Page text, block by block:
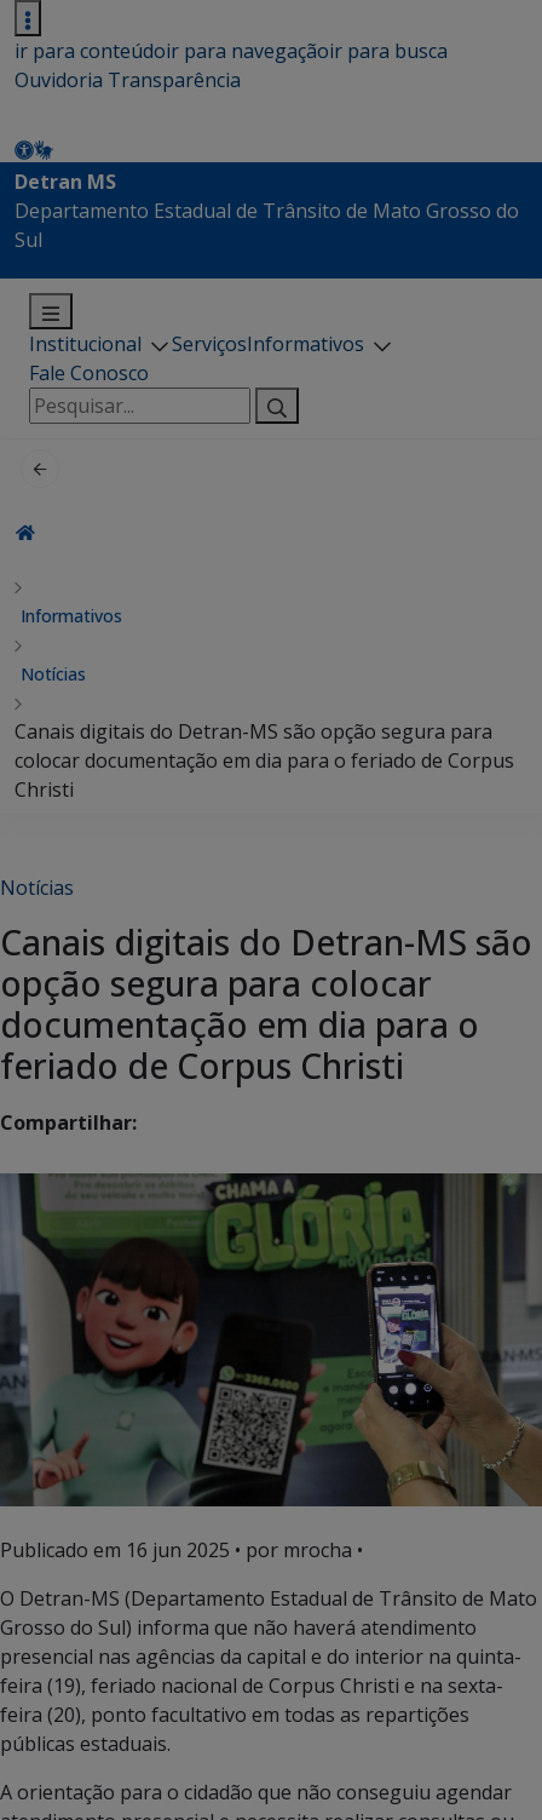
ir para conteúdoir para navegaçãoir para busca
Ouvidoria Transparência
Detran MS
Departamento Estadual de Trânsito de Mato Grosso do
Sul
Institucional ServiçosInformativos
Fale Conosco
Pesquisar
por:
Informativos
Notícias
Canais digitais do Detran-MS são opção segura para
colocar documentação em dia para o feriado de Corpus
Christi
Notícias
Canais digitais do Detran-MS são
opção segura para colocar
documentação em dia para o
feriado de Corpus Christi
Compartilhar:
Publicado em 16 jun 2025 • por mrocha •
O Detran-MS (Departamento Estadual de Trânsito de Mato
Grosso do Sul) informa que não haverá atendimento
presencial nas agências da capital e do interior na quinta-
feira (19), feriado nacional de Corpus Christi e na sexta-
feira (20), ponto facultativo em todas as repartições
públicas estaduais.
A orientação para o cidadão que não conseguiu agendar